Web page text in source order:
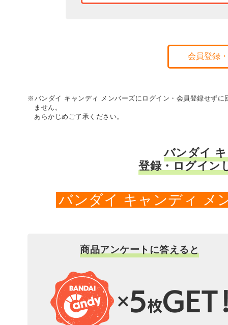
会員登録
※バンダイ キャンディ メンバーズにログイン・会員登録せず
ません。
あらかじめご了承ください。
バンダイ
登録・ログイン
バンダイ キャンディ メ
商品アンケートに答えると